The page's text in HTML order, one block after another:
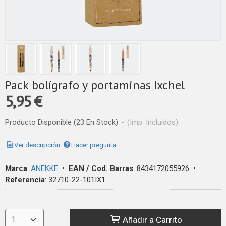
Pack bolígrafo y portaminas Ixchel
5,95 €
Producto Disponible (23 En Stock) - (Imp. Incluidos)
Ver descripción Hacer pregunta
Marca: ANEKKE • EAN / Cod. Barras: 8434172055926 •
Referencia: 32710-22-101IX1
Añadir a Carrito